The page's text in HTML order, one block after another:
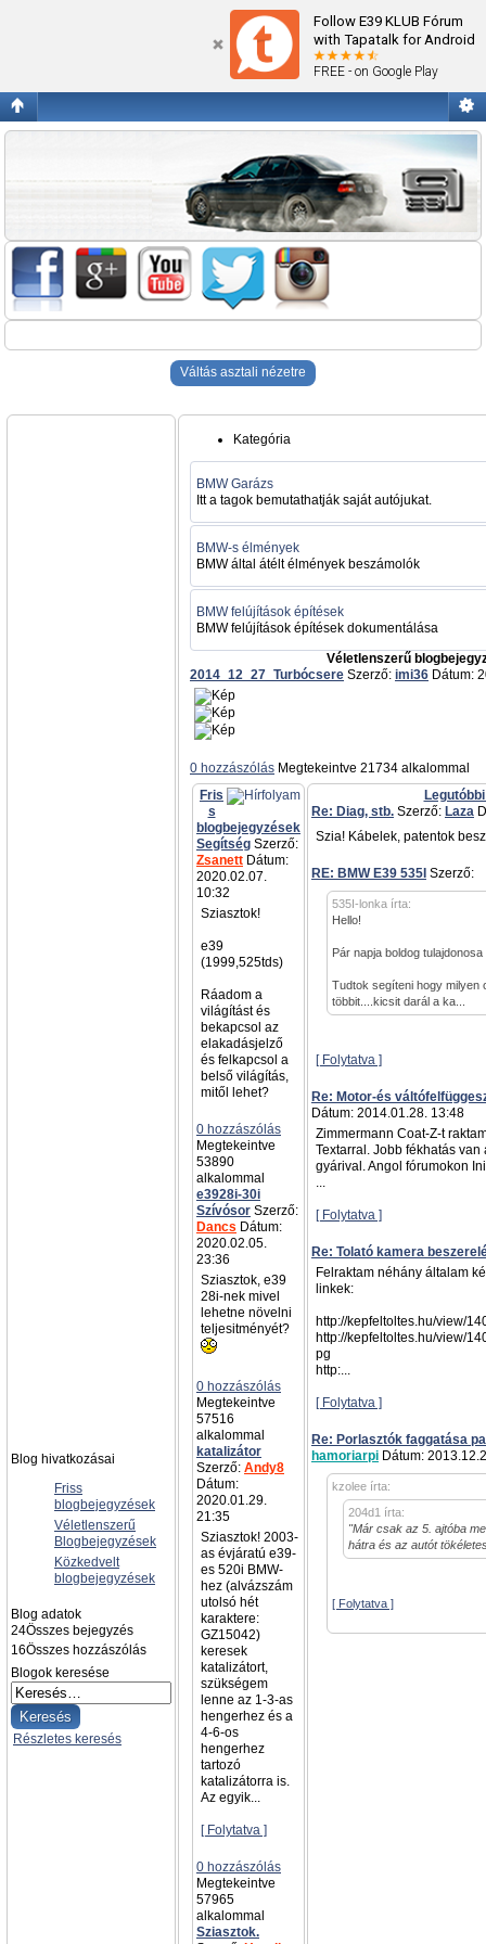
Follow E39 KLUB Fórum
with Tapatalk for Android
FREE - on Google Play
Váltás asztali nézetre
Blog hivatkozásai
Friss
blogbejegyzések
Véletlenszerű
Blogbejegyzések
Közkedvelt
blogbejegyzések
Blog adatok
24Összes bejegyzés
16Összes hozzászólás
Blogok keresése
Részletes keresés
Kategória
BMW Garázs
Itt a tagok bemutathatják saját autójukat.
BMW-s élmények
BMW által átélt élmények beszámolók
BMW felújítások építések
BMW felújítások építések dokumentálása
Véletlenszerű
2014_12_27_Turbócsere Szerző: imi36 Dátum:
0 hozzászólás Megtekeintve 21734 alkalommal
Fris
s
blogbejegyzések
Segítség Szerző:
Zsanett Dátum:
2020.02.07.
10:32
Sziasztok!
e39
(1999,525tds)
Ráadom a
világítást és
bekapcsol az
elakadásjelző
és felkapcsol a
belső világítás,
mitől lehet?
0 hozzászólás
Megtekeintve
53890
alkalommal
e3928i-30i
Szívósor Szerző:
Dancs Dátum:
2020.02.05.
23:36
Sziasztok, e39
28i-nek mivel
lehetne növelni
teljesitményét?
0 hozzászólás
Megtekeintve
57516
alkalommal
katalizátor
Szerző: Andy8
Dátum:
2020.01.29.
21:35
Sziasztok! 2003-
as évjáratú e39-
es 520i BMW-
hez (alvázszám
utolsó hét
karaktere:
GZ15042)
keresek
katalizátort,
szükségem
lenne az 1-3-as
hengerhez és a
4-6-os
hengerhez
tartozó
katalizátorra is.
Az egyik...
[ Folytatva ]
0 hozzászólás
Megtekeintve
57965
alkalommal
Sziasztok.
Re: Diag, stb. Szerző: Laza
Szia! Kábelek, patentok
RE: BMW E39 535I Szerző:
535I-lonka írta:
Hello!
Pár napja boldog
Tudtok segíteni hogy milyen
többit....kicsit darál a ka...
[ Folytatva ]
Re: Motor-és
Dátum: 2014.01.28. 13:48
Zimmermann Coat-Z-t
Textarral. Jobb fékhatás
gyárival. Angol fórumokon
...
[ Folytatva ]
Re: Tolató kamera
Felraktam néhány általam
linkek:
http://kepfeltoltes.hu/view/
http://kepfeltoltes.hu/view/
pg
http:...
[ Folytatva ]
Re: Porlasztók faggatása
hamoriarpi Dátum:
kzolee írta:
204d1 írta:
"Már csak az 5. ajtóba
hátra és az autót
[ Folytatva ]